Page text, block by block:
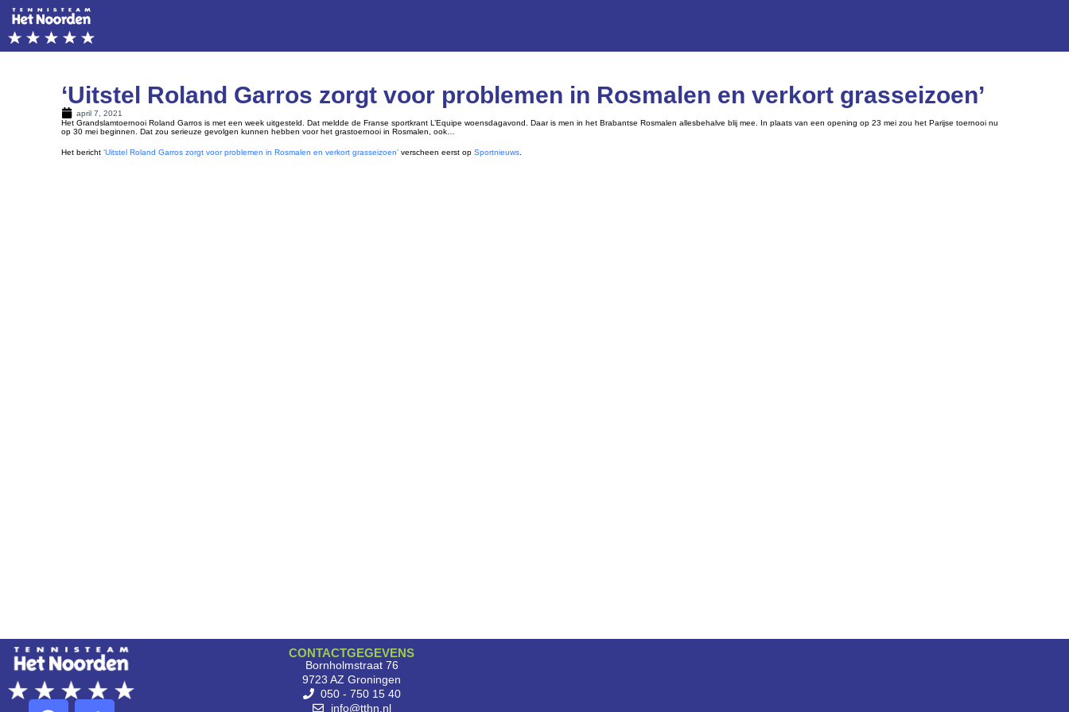
‘Uitstel Roland Garros zorgt voor problemen in Rosmalen en verkort grasseizoen’
april 7, 2021
Het Grandslamtoernooi Roland Garros is met een week uitgesteld. Dat meldde de Franse sportkrant L’Equipe woensdagavond. Daar is men in het Brabantse Rosmalen allesbehalve blij mee. In plaats van een opening op 23 mei zou het Parijse toernooi nu
op 30 mei beginnen. Dat zou serieuze gevolgen kunnen hebben voor het grastoernooi in Rosmalen, ook…
Het bericht‘Uitstel Roland Garros zorgt voor problemen in Rosmalen en verkort grasseizoen’ verscheen eerst opSportnieuws.
CONTACTGEGEVENS
Bornholmstraat 76
9723 AZ Groningen
050 - 750 15 40
info@tthn.nl